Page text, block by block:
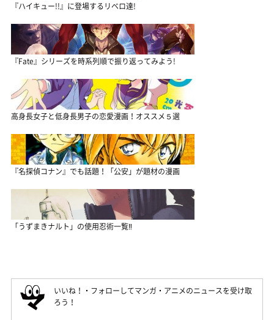
『ハイキュー!!』に登場するリベロ達!
『Fate』シリーズを時系列順で振り返ってみよう!
高身長女子と低身長男子の恋愛漫画！オススメ５選
『名探偵コナン』でも話題！「公安」が題材の漫画
「うずまきナルト」の使用忍術一覧‼
いいね！・フォローしてマンガ・アニメのニュースを受け取
ろう！